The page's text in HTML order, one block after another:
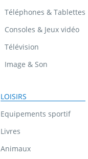
Téléphones & Tablettes
Consoles & Jeux vidéo
Télévision
Image & Son
LOISIRS
Equipements sportif
Livres
Animaux